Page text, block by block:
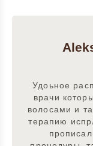
Удоьное
врачи
волосами и
терапию